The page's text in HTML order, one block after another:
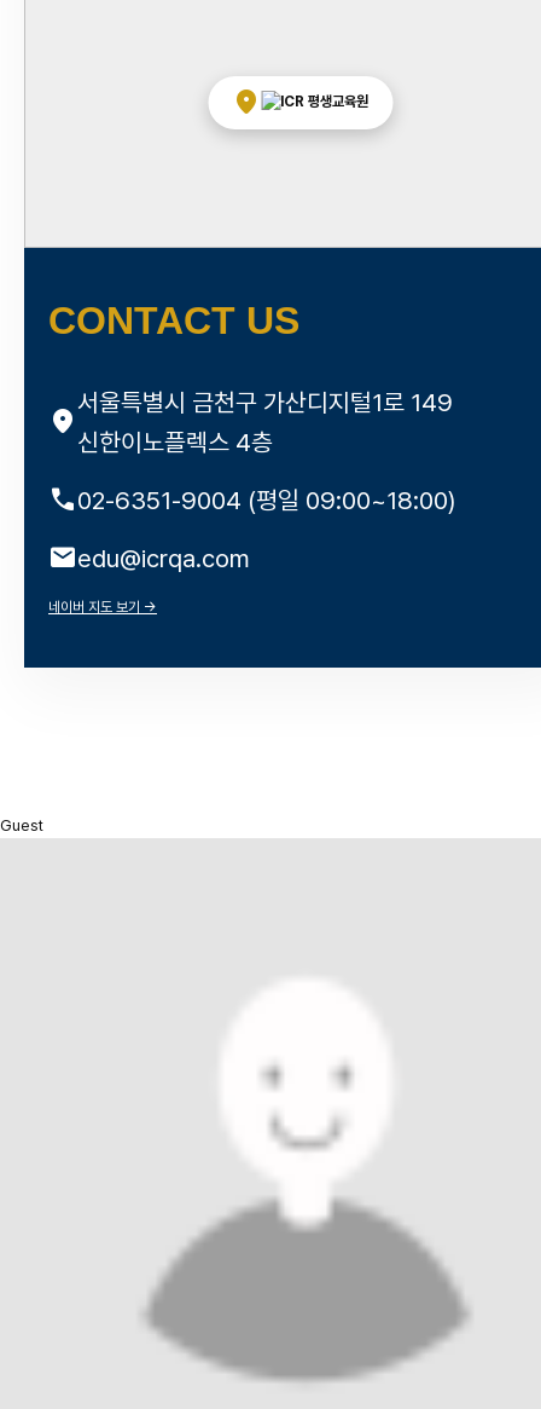
location_on
CONTACT US
location_on
서울특별시 금천구 가산디지털1로 149
신한이노플렉스 4층
call02-6351-9004 (평일 09:00~18:00)
mailedu@icrqa.com
네이버 지도 보기 →
Guest